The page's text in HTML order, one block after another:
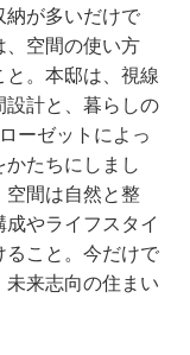
が多いだけで
、空間の使い方
。本邸は、視線
計と、暮らしの
ーゼットによっ
たちにしまし
間は自然と整
やライフスタイ
こと。今だけで
来志向の住まい